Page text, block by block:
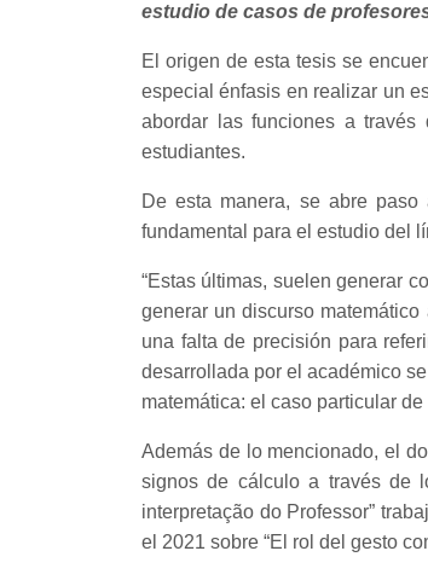
estudio de casos de
El origen de esta tesis se
especial énfasis en realizar un
abordar las funciones a
estudiantes.
De esta manera, se abre
fundamental para el estudio del
“Estas últimas, suelen generar
generar un discurso
una falta de precisión para
desarrollada por el académico
matemática: el caso particular de
Además de lo mencionado, el
signos de cálculo a través de
interpretação do Professor”
el 2021 sobre “El rol del gesto